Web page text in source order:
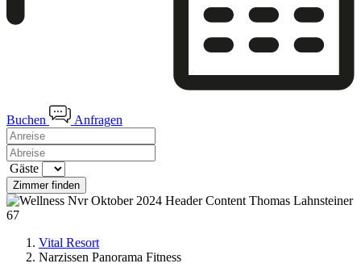
Buchen Anfragen
Gäste
Zimmer finden
Vital Resort
Narzissen Panorama Fitness